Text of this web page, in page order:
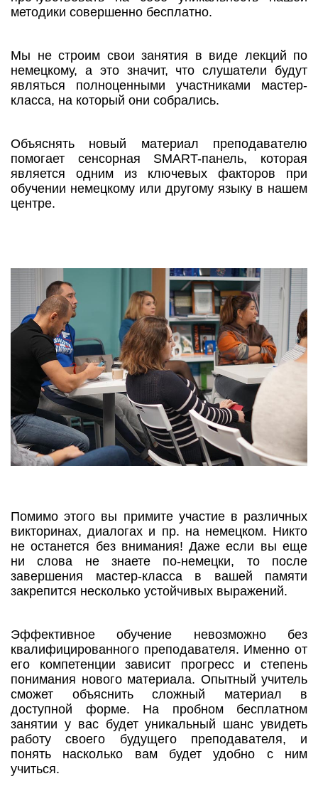
методики совершенно бесплатно.
Мы не строим свои занятия в виде лекций по
немецкому, а это значит, что слушатели будут
являться полноценными участниками мастер-
класса, на который они собрались.
Объяснять новый материал преподавателю
помогает сенсорная SMART-панель, которая
является одним из ключевых факторов при
обучении немецкому или другому языку в нашем
центре.
Помимо этого вы примите участие в различных
викторинах, диалогах и пр. на немецком. Никто
не останется без внимания! Даже если вы еще
ни слова не знаете по-немецки, то после
завершения мастер-класса в вашей памяти
закрепится несколько устойчивых выражений.
Эффективное обучение невозможно без
квалифицированного преподавателя. Именно от
его компетенции зависит прогресс и степень
понимания нового материала. Опытный учитель
сможет объяснить сложный материал в
доступной форме. На пробном бесплатном
занятии у вас будет уникальный шанс увидеть
работу своего будущего преподавателя, и
понять насколько вам будет удобно с ним
учиться.